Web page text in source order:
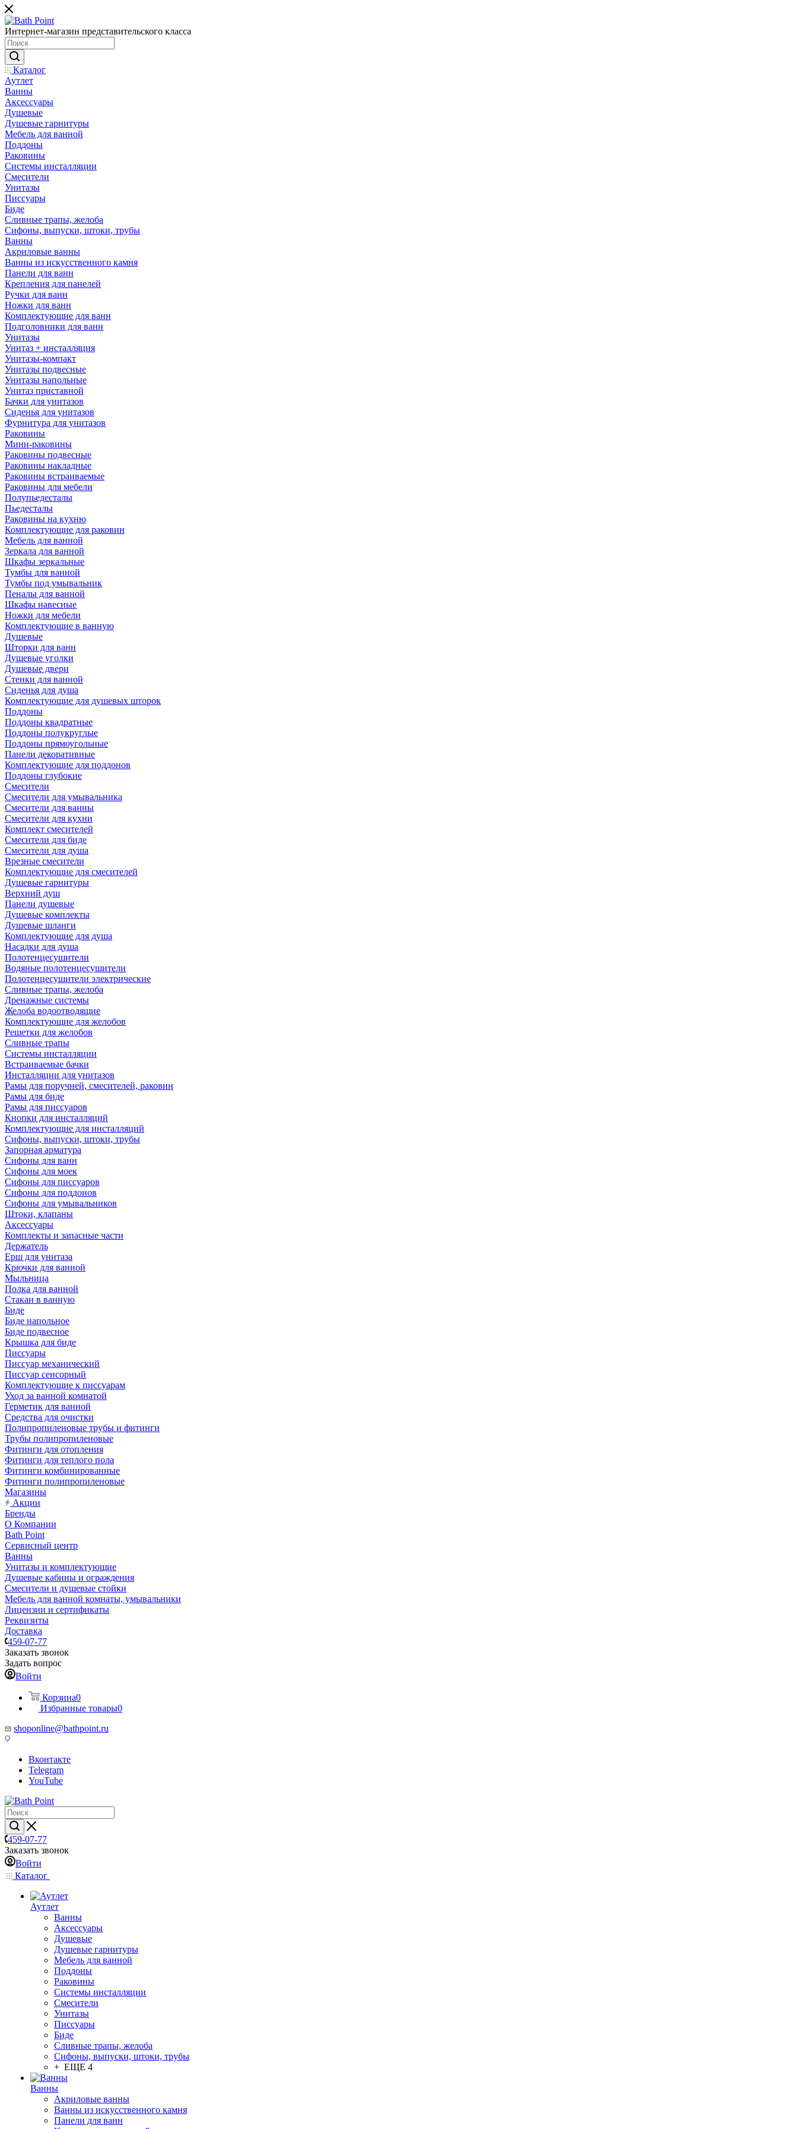
Интернет-магазин представительского класса
Каталог
Аутлет
Ванны
Аксессуары
Душевые
Душевые гарнитуры
Мебель для ванной
Поддоны
Раковины
Системы инсталляции
Смесители
Унитазы
Писсуары
Биде
Сливные трапы, желоба
Сифоны, выпуски, штоки, трубы
Ванны
Акриловые ванны
Ванны из искусственного камня
Панели для ванн
Крепления для панелей
Ручки для ванн
Ножки для ванн
Комплектующие для ванн
Подголовники для ванн
Унитазы
Унитаз + инсталляция
Унитазы-компакт
Унитазы подвесные
Унитазы напольные
Унитаз приставной
Бачки для унитазов
Сиденья для унитазов
Фурнитура для унитазов
Раковины
Мини-раковины
Раковины подвесные
Раковины накладные
Раковины встраиваемые
Раковины для мебели
Полупьедесталы
Пьедесталы
Раковины на кухню
Комплектующие для раковин
Мебель для ванной
Зеркала для ванной
Шкафы зеркальные
Тумбы для ванной
Тумбы под умывальник
Пеналы для ванной
Шкафы навесные
Ножки для мебели
Комплектующие в ванную
Душевые
Шторки для ванн
Душевые уголки
Душевые двери
Стенки для ванной
Сиденья для душа
Комплектующие для душевых шторок
Поддоны
Поддоны квадратные
Поддоны полукруглые
Поддоны прямоугольные
Панели декоративные
Комплектующие для поддонов
Поддоны глубокие
Смесители
Смесители для умывальника
Смесители для ванны
Смесители для кухни
Комплект смесителей
Смесители для биде
Смесители для душа
Врезные смесители
Комплектующие для смесителей
Душевые гарнитуры
Верхний душ
Панели душевые
Душевые комплекты
Душевые шланги
Комплектующие для душа
Насадки для душа
Полотенцесушители
Водяные полотенцесушители
Полотенцесушители электрические
Сливные трапы, желоба
Дренажные системы
Желоба водоотводящие
Комплектующие для желобов
Решетки для желобов
Сливные трапы
Системы инсталляции
Встраиваемые бачки
Инсталляции для унитазов
Рамы для поручней, смесителей, раковин
Рамы для биде
Рамы для писсуаров
Кнопки для инсталляций
Комплектующие для инсталляций
Сифоны, выпуски, штоки, трубы
Запорная арматура
Сифоны для ванн
Сифоны для моек
Сифоны для писсуаров
Сифоны для поддонов
Сифоны для умывальников
Штоки, клапаны
Аксессуары
Комплекты и запасные части
Держатель
Ерш для унитаза
Крючки для ванной
Мыльница
Полка для ванной
Стакан в ванную
Биде
Биде напольное
Биде подвесное
Крышка для биде
Писсуары
Писсуар механический
Писсуар сенсорный
Комплектующие к писсуарам
Уход за ванной комнатой
Герметик для ванной
Средства для очистки
Полипропиленовые трубы и фитинги
Трубы полипропиленовые
Фитинги для отопления
Фитинги для теплого пола
Фитинги комбинированные
Фитинги полипропиленовые
Магазины
Акции
Бренды
О Компании
Bath Point
Сервисный центр
Ванны
Унитазы и комплектующие
Душевые кабины и ограждения
Смесители и душевые стойки
Мебель для ванной комнаты, умывальники
Лицензии и сертификаты
Реквизиты
Доставка
459-07-77
Заказать звонок
Задать вопрос
Войти
Корзина0
Избранные товары0
shoponline@bathpoint.ru
Вконтакте
Telegram
YouTube
459-07-77
Заказать звонок
Войти
Каталог
Аутлет
Ванны
Аксессуары
Душевые
Душевые гарнитуры
Мебель для ванной
Поддоны
Раковины
Системы инсталляции
Смесители
Унитазы
Писсуары
Биде
Сливные трапы, желоба
Сифоны, выпуски, штоки, трубы
+ ЕЩЕ 4
Ванны
Акриловые ванны
Ванны из искусственного камня
Панели для ванн